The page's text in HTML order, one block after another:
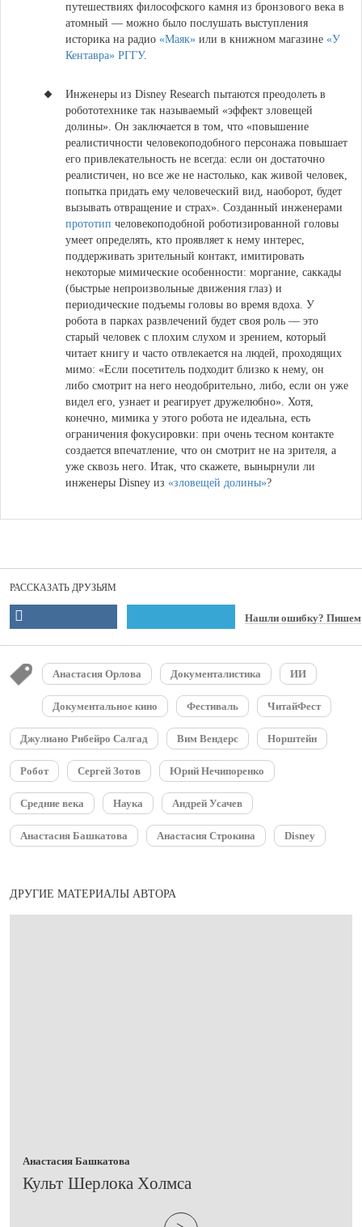
путешествиях философского камня из бронзового века в
атомный — можно было послушать выступления
историка на радио «Маяк» или в книжном магазине «У
Кентавра» РГГУ.
Инженеры из Disney Research пытаются преодолеть в
робототехнике так называемый «эффект зловещей
долины». Он заключается в том, что «повышение
реалистичности человекоподобного персонажа повышает
его привлекательность не всегда: если он достаточно
реалистичен, но все же не настолько, как живой человек,
попытка придать ему человеческий вид, наоборот, будет
вызывать отвращение и страх». Созданный инженерами
прототип человекоподобной роботизированной головы
умеет определять, кто проявляет к нему интерес,
поддерживать зрительный контакт, имитировать
некоторые мимические особенности: моргание, саккады
(быстрые непроизвольные движения глаз) и
периодические подъемы головы во время вдоха. У
робота в парках развлечений будет своя роль — это
старый человек с плохим слухом и зрением, который
читает книгу и часто отвлекается на людей, проходящих
мимо: «Если посетитель подходит близко к нему, он
либо смотрит на него неодобрительно, либо, если он уже
видел его, узнает и реагирует дружелюбно». Хотя,
конечно, мимика у этого робота не идеальна, есть
ограничения фокусировки: при очень тесном контакте
создается впечатление, что он смотрит не на зрителя, а
уже сквозь него. Итак, что скажете, вынырнули ли
инженеры Disney из «зловещей долины»?
РАССКАЗАТЬ ДРУЗЬЯМ
Нашли ошибку? Пишем
Анастасия Орлова Документалистика ИИ
Документальное кино Фестиваль ЧитайФест
Джулиано Рибейро Салгад Вим Вендерс Норштейн
Робот Сергей Зотов Юрий Нечипоренко
Средние века Наука Андрей Усачев
Анастасия Башкатова Анастасия Строкина Disney
ДРУГИЕ МАТЕРИАЛЫ АВТОРА
Анастасия Башкатова
Культ Шерлока Холмса